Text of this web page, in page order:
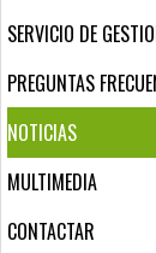
SERVICIO DE
PREGUNTAS
NOTICIAS
MULTIMEDIA
CONTACTAR